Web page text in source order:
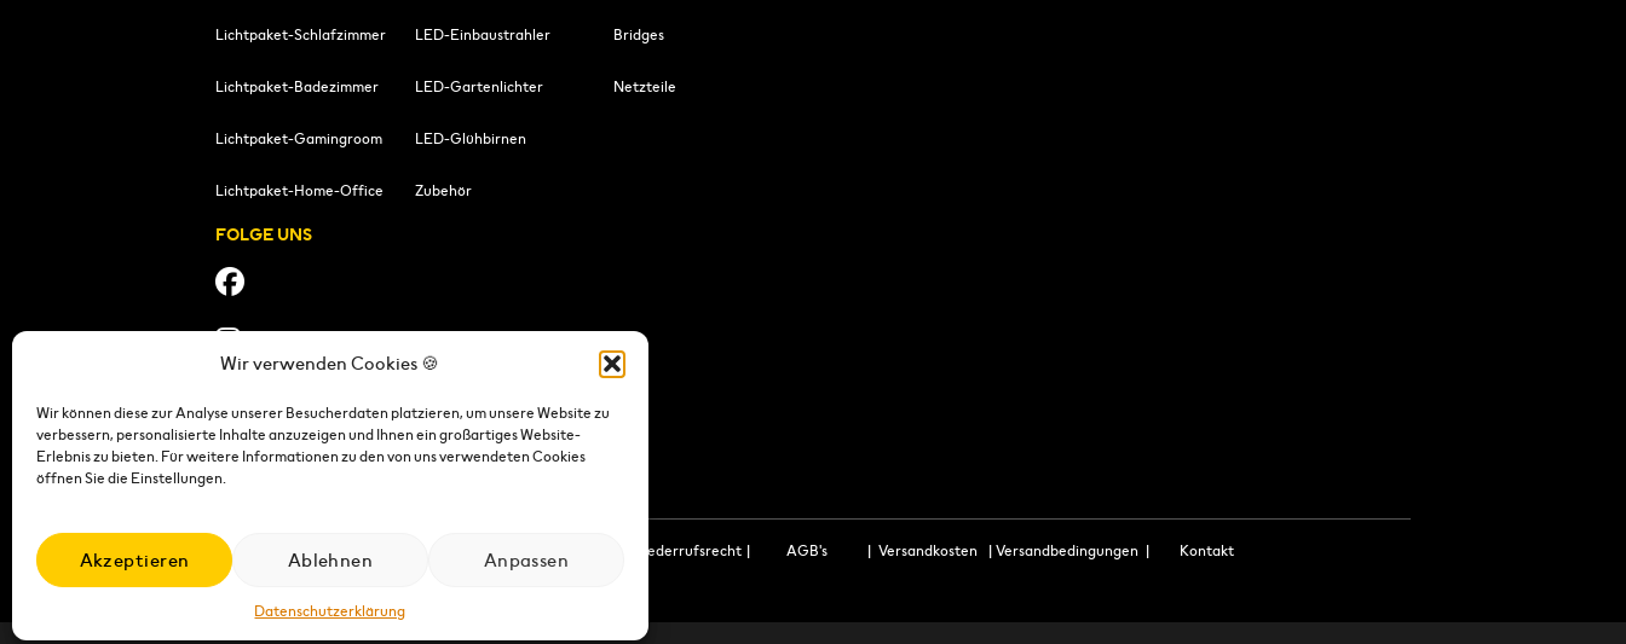
Wir verwenden Cookies 🍪
Wir können diese zur Analyse unserer Besucherdaten platzieren, um unsere Website zu
verbessern, personalisierte Inhalte anzuzeigen und Ihnen ein großartiges Website-
Erlebnis zu bieten. Für weitere Informationen zu den von uns verwendeten Cookies
öffnen Sie die Einstellungen.
Akzeptieren Ablehnen Anpassen
Datenschutzerklärung
Lichtpaket-Schlafzimmer
Lichtpaket-Badezimmer
Lichtpaket-Gamingroom
Lichtpaket-Home-Office
LED-Einbaustrahler
LED-Gartenlichter
LED-Glühbirnen
Zubehör
Bridges
Netzteile
FOLGE UNS
Datenschutzerklärung Wiederrufsrecht | AGB's | Versandkosten |Versandbedingungen | Kontakt